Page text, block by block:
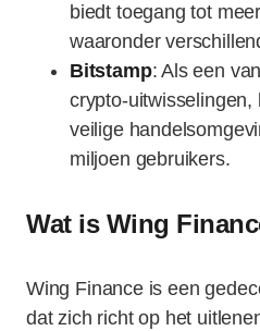
biedt toegang tot
waaronder
Bitstamp: Als een
crypto-uitwisselingen,
veilige
miljoen gebruikers.
Wat is Wing
Wing Finance is een
dat zich richt op het